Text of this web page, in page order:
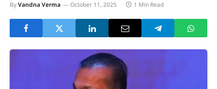
ByVandna Verma October 11, 2025 1 Min Read